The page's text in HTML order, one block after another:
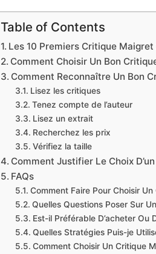
Table of Contents
Les 10 Premiers Critique
Comment Choisir Un Bon
Comment Reconnaître Un Bon
Lisez les critiques
Tenez compte de l’auteur
Lisez un extrait
Recherchez les prix
Vérifiez la taille
Comment Justifier Le Choix
FAQs
Comment Faire Pour Choisir
Quelles Questions Poser Sur
Est-il Préférable D’acheter Ou
Quelles Stratégies Puis-je
Comment Choisir Un Critique